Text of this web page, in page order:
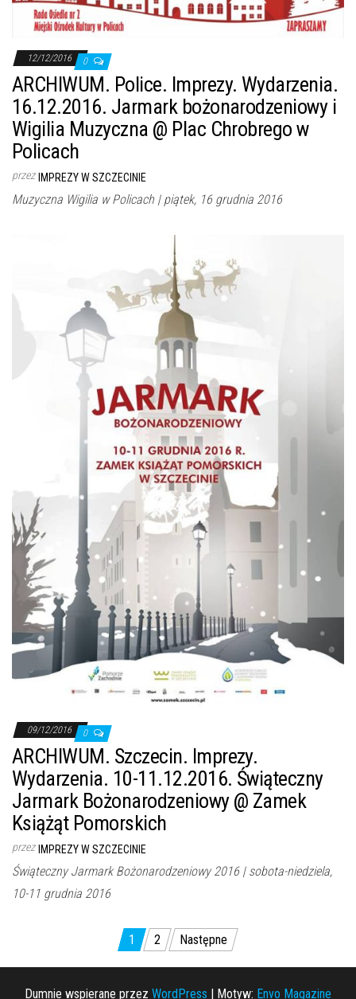
12/12/2016 0
ARCHIWUM. Police. Imprezy. Wydarzenia.
16.12.2016. Jarmark bożonarodzeniowy i
Wigilia Muzyczna @ Plac Chrobrego w
Policach
przez IMPREZY W SZCZECINIE
Muzyczna Wigilia w Policach | piątek, 16 grudnia 2016
09/12/2016 0
ARCHIWUM. Szczecin. Imprezy.
Wydarzenia. 10-11.12.2016. Świąteczny
Jarmark Bożonarodzeniowy @ Zamek
Książąt Pomorskich
przez IMPREZY W SZCZECINIE
Świąteczny Jarmark Bożonarodzeniowy 2016 | sobota-niedziela,
10-11 grudnia 2016
Stronicowanie
wpisów
1 2 Następne
Dumnie wspierane przez WordPress Motyw: Envo Magazine